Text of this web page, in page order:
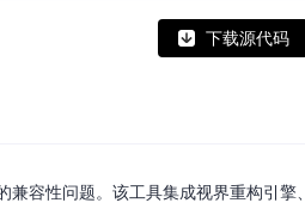
下载源代码
容性问题。该工具集成视界重构引擎、